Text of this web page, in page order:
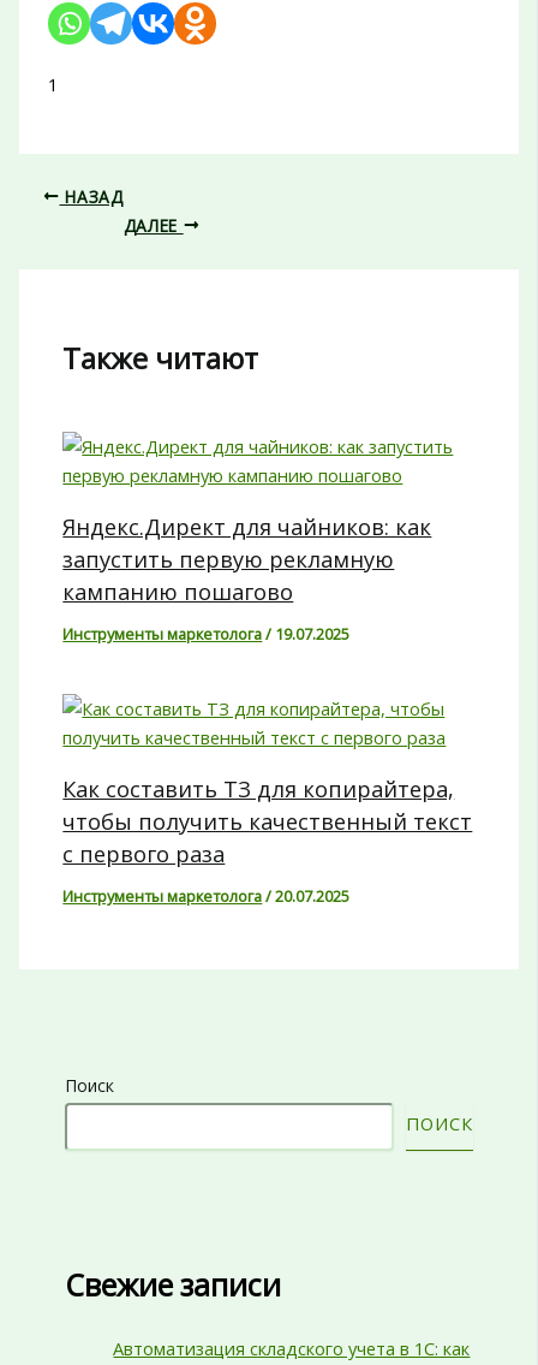
1
НАЗАД
ДАЛЕЕ
Также читают
Яндекс.Директ для чайников: как
запустить первую рекламную
кампанию пошагово
Инструменты маркетолога/ 19.07.2025
Как составить ТЗ для копирайтера,
чтобы получить качественный текст
с первого раза
Инструменты маркетолога/20.07.2025
Поиск
ПОИСК
Свежие записи
Автоматизация складского учета в 1С: как